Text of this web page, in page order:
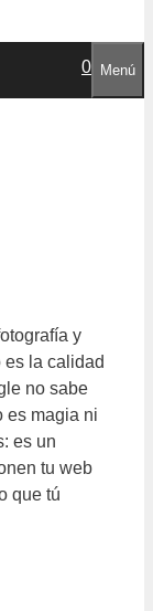
0 Menú
y
la calidad
no sabe
es magia ni
es un
tu web
que tú